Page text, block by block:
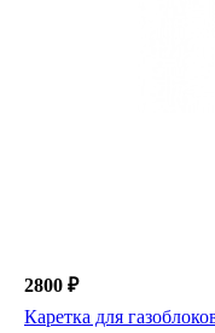
2800 ₽
Каретка для